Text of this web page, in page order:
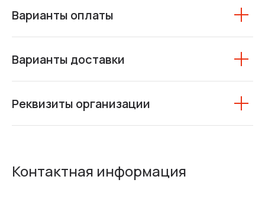
Варианты оплаты
Варианты доставки
Реквизиты организации
Контактная информация